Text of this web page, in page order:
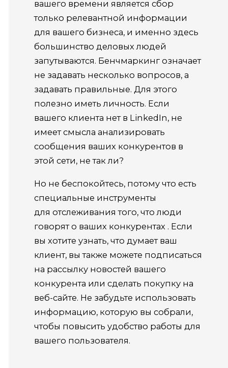
вашего времени является сбор
только релевантной информации
для вашего бизнеса, и именно здесь
большинство деловых людей
запутываются. Бенчмаркинг означает
не задавать несколько вопросов, а
задавать правильные. Для этого
полезно иметь личность. Если
вашего клиента нет в LinkedIn, не
имеет смысла анализировать
сообщения ваших конкурентов в
этой сети, не так ли?
Но не беспокойтесь, потому что есть
специальные инструменты
для отслеживания того, что люди
говорят о ваших конкурентах . Если
вы хотите узнать, что думает ваш
клиент, вы также можете подписаться
на рассылку новостей вашего
конкурента или сделать покупку на
веб-сайте. Не забудьте использовать
информацию, которую вы собрали,
чтобы повысить удобство работы для
вашего пользователя.